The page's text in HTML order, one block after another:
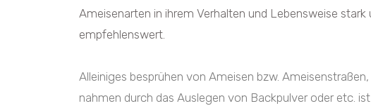
Ameisenarten in ihrem Verhalten und Lebensweise
empfehlenswert.
Alleiniges besprühen von Ameisen bzw.
nahmen durch das Auslegen von Backpulver oder etc.